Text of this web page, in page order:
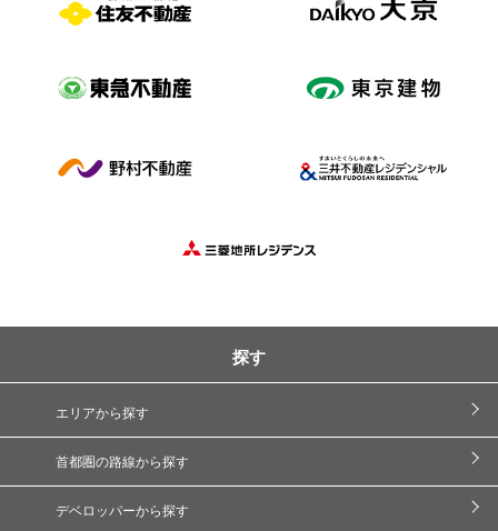
探す
エリアから探す
首都圏の路線から探す
デベロッパーから探す